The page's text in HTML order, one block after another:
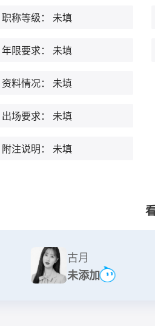
职称等级： 未填
年限要求： 未填
资料情况： 未填
出场要求： 未填
附注说明： 未填
古月
未添加